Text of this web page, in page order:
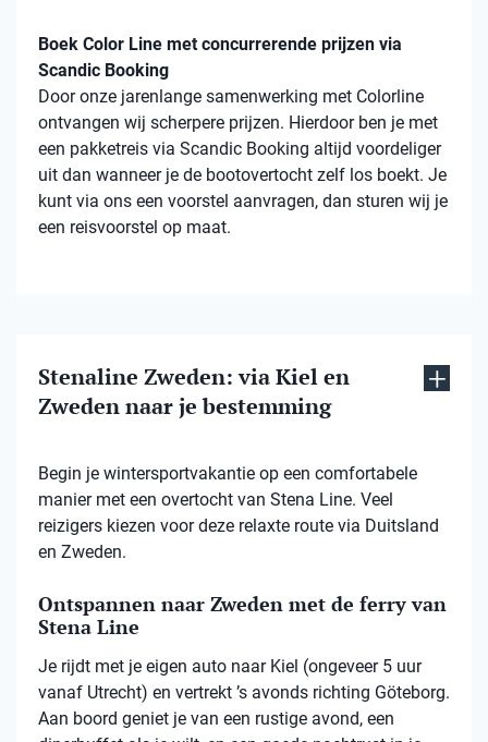
Boek Color Line met concurrerende prijzen via
Scandic Booking
Door onze jarenlange samenwerking met Colorline
ontvangen wij scherpere prijzen. Hierdoor ben je met
een pakketreis via Scandic Booking altijd voordeliger
uit dan wanneer je de bootovertocht zelf los boekt. Je
kunt via ons een voorstel aanvragen, dan sturen wij je
een reisvoorstel op maat.
Stenaline Zweden: via Kiel en
Zweden naar je bestemming
Begin je wintersportvakantie op een comfortabele
manier met een overtocht van Stena Line. Veel
reizigers kiezen voor deze relaxte route via Duitsland
en Zweden.
Ontspannen naar Zweden met de ferry van
Stena Line
Je rijdt met je eigen auto naar Kiel (ongeveer 5 uur
vanaf Utrecht) en vertrekt ’s avonds richting Göteborg.
Aan boord geniet je van een rustige avond, een